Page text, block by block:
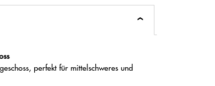
perfekt für mittelschweres und